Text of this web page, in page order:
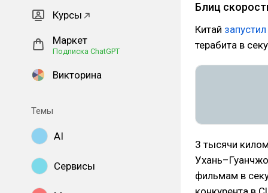
Курсы
Маркет
Подписка ChatGPT
Викторина
Темы
AI
Сервисы
Блиц
Китай запустил
терабита в
3 тысячи
фильмам в